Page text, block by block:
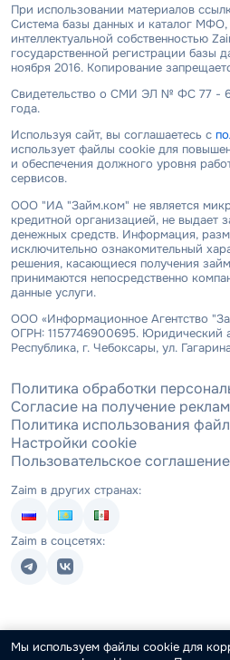
При использовании материалов
Система базы данных и каталог
интеллектуальной собственностью
государственной регистрации базы
ноября 2016. Копирование
Свидетельство о СМИ ЭЛ № ФС 77 -
года.
Используя сайт, вы соглашаетесь с
использует файлы cookie для
и обеспечения должного уровня
сервисов.
ООО "ИА "Займ.ком" не является
кредитной организацией, не выдает
денежных средств. Информация,
исключительно ознакомительный
решения, касающиеся получения
принимаются непосредственно
данные услуги.
ООО «Информационное Агентство
ОГРН: 1157746900695. Юридический
Республика, г. Чебоксары, ул.
Политика обработки
Согласие на получение
Политика использования
Настройки cookie
Пользовательское соглашение
Zaim в других странах:
Zaim в соцсетях:
Мы используем файлы cookie для